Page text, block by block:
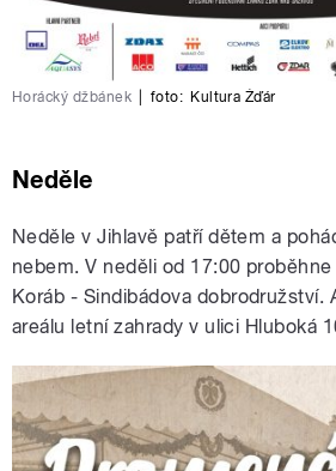
Horácký džbánek foto: Kultura Žďár
Neděle
Neděle v Jihlavě patří dětem a
nebem. V neděli od 17:00
Koráb - Sindibádova dobrodružství.
areálu letní zahrady v ulici Hluboká